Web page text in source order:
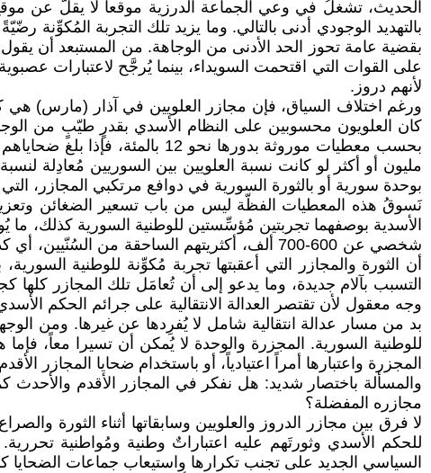
بالتهديد الوجودي أدنى بالتالي. وما يزيد تلك التجربة
بقضية عامة تحوز الحد الأدنى من الوجاهة. من المستبعد أن
على القوات التي اقتحمت السويداء، بينما يُرجَّح لاعتبارات
لأنهم دروز.
ورغم اختلاف السياق، فإن مجازر العلويين في آذار (مارس) هي
مليون أو أكثر لو كانت نسبة العلويين بين السوريين مُعادِلة
بوحدة سورية أو بالثورة السورية في دوافع مرتكبي المجازر،
نَسوقُ هذه المعطيات الفظّة ليس من باب تسعير الضغائن وتعزيز
الأسدية بوصفهما تجربتين مُؤسِّستين للوطنية السورية كذلك، ما
أن الثورة والمجازر التي أعقبتها تجربة مُكوِّنة للوطنية
التسبب بآلام جديدة، وما يدعو إلى أن تُعامَل تلك المجازر
وجه معقول لأن تقتصر العدالة الانتقالية على جرائم الحكم
بد من مسار عدالة انتقالية شامل لا يُفرِدها عن غيرها. ومن
للوطنية السورية. المجزرة والوحدة لا يُمكن أن تسيرا معاً،
المجزرة واعتبارها أمراً اعتيادياً، أو باستخدام ضحايا المجازر
والمسألة باختصار شديد: هل نفكر في المجازر الأقدم
مجازره المفضلة؟
لا فرق بين مجازر الدروز والعلويين وسابقاتها أثناء الثورة
للحكم الأسدي وثورتَهم عليه اعتباراتٌ وطنية ومُواطنية
السياسي الجديد على تجنب تكرارها واستيعاب جماعات